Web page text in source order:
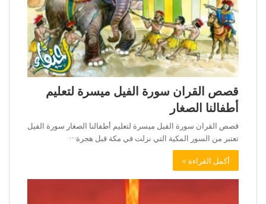
قصص القران سورة الفيل ميسرة لتعليم
أطفالنا الصغار
قصص القران سورة الفيل ميسرة لتعليم أطفالنا الصغار سورة الفيل
تعتبر من السور المكية التي نزلت في مكة قبل هجرة…
أكمل القراءة »